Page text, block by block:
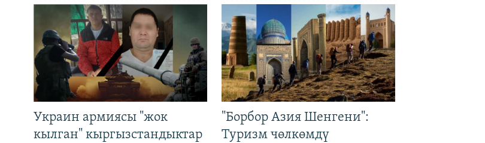
Украин армиясы "жок
кылган" кыргызстандыктар
"Борбор Азия Шенгени":
Туризм чөлкөмдү